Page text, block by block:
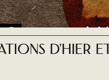
D'hier Et